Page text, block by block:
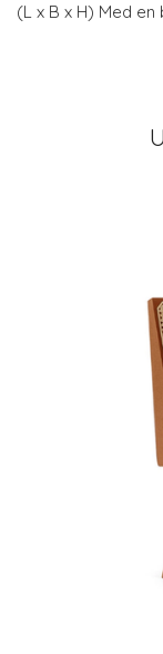
(L x B x H) Med